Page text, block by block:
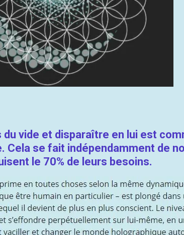
vide et disparaître en lui est
Cela se fait indépendamment de
le 70% de leurs besoins.